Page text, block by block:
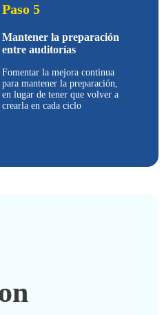
Paso 5
Mantener la preparación
entre auditorías
Fomentar la mejora continua
para mantener la preparación,
en lugar de tener que volver a
crearla en cada ciclo